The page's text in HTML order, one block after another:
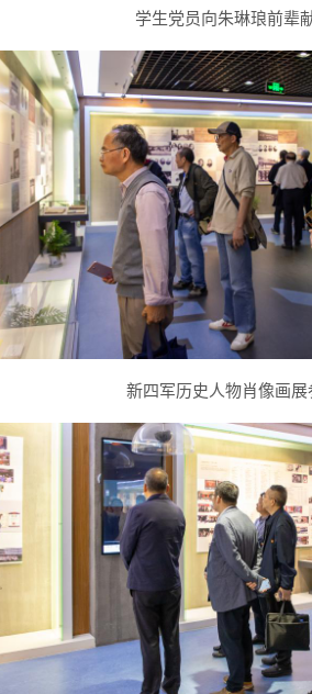
学生党员向朱琳琅前辈
新四军历史人物肖像画展